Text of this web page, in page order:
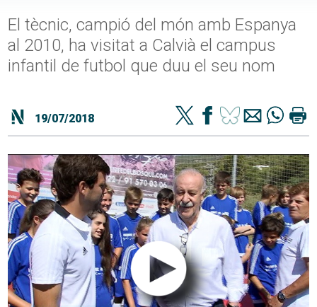
El tècnic, campió del món amb Espanya
al 2010, ha visitat a Calvià el campus
infantil de futbol que duu el seu nom
19/07/2018